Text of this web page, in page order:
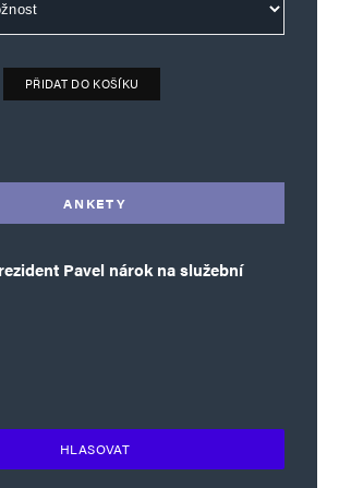
bez reklam množství
PŘIDAT DO KOŠÍKU
ANKETY
Pavel nárok na služební
HLASOVAT